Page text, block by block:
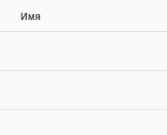
Имя